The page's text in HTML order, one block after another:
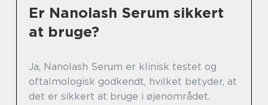
Er Nanolash Serum sikkert
at bruge?
Ja, Nanolash Serum er klinisk testet og
oftalmologisk godkendt, hvilket betyder, at
det er sikkert at bruge i øjenområdet.